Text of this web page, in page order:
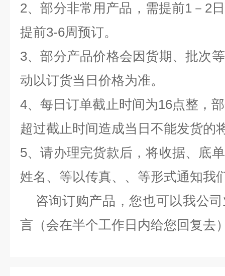
2、部分非常用产品，需提前1－2
提前3-6周预订。
3、部分产品价格会因货期、批次
动以订货当日价格为准。
4、每日订单截止时间为16点整，
超过截止时间造成当日不能发货的
5、请办理完货款后，将收据、底
姓名、等以传真、、等形式通知我
咨询订购产品，您也可以我公
言（会在半个工作日内给您回复去